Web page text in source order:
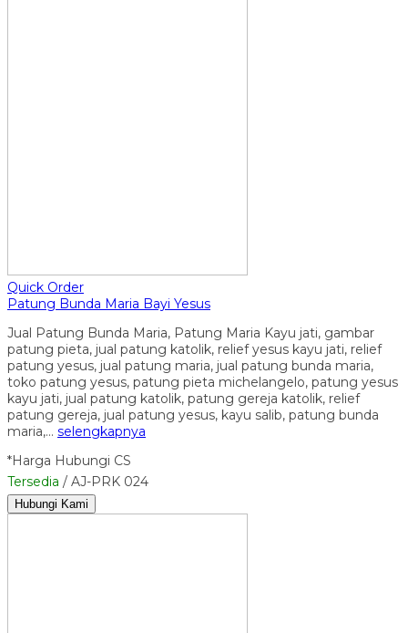
Quick Order
Patung Bunda Maria Bayi Yesus
Jual Patung Bunda Maria, Patung Maria Kayu jati, gambar
patung pieta, jual patung katolik, relief yesus kayu jati, relief
patung yesus, jual patung maria, jual patung bunda maria,
toko patung yesus, patung pieta michelangelo, patung yesus
kayu jati, jual patung katolik, patung gereja katolik, relief
patung gereja, jual patung yesus, kayu salib, patung bunda
maria,… selengkapnya
*Harga Hubungi CS
Tersedia / AJ-PRK 024
Hubungi Kami